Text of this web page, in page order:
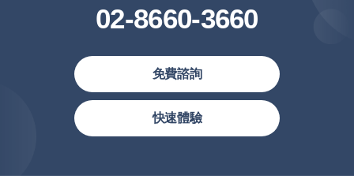
02-8660-3660
免費諮詢
快速體驗
繁體中文